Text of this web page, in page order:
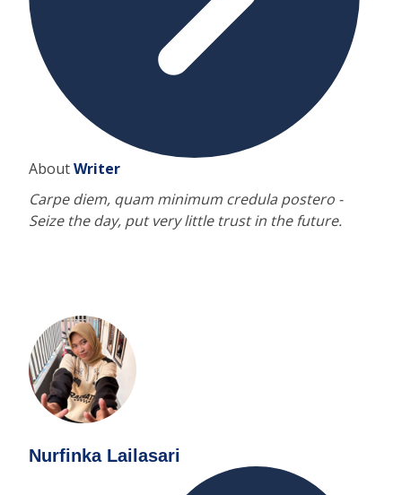
AboutWriter
Carpe diem, quam minimum credula postero -
Seize the day, put very little trust in the future.
Nurfinka Lailasari